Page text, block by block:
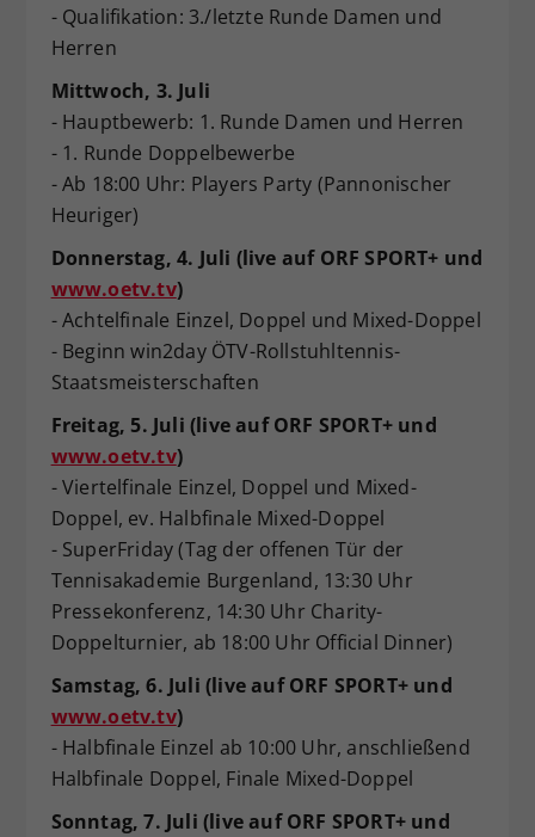
- Qualifikation: 3./letzte Runde Damen und
Herren
Mittwoch, 3. Juli
- Hauptbewerb: 1. Runde Damen und Herren
- 1. Runde Doppelbewerbe
- Ab 18:00 Uhr: Players Party (Pannonischer
Heuriger)
Donnerstag, 4. Juli (live auf ORF SPORT+ und
www.oetv.tv)
- Achtelfinale Einzel, Doppel und Mixed-Doppel
- Beginn win2day ÖTV-Rollstuhltennis-
Staatsmeisterschaften
Freitag, 5. Juli (live auf ORF SPORT+ und
www.oetv.tv)
- Viertelfinale Einzel, Doppel und Mixed-
Doppel, ev. Halbfinale Mixed-Doppel
- SuperFriday (Tag der offenen Tür der
Tennisakademie Burgenland, 13:30 Uhr
Pressekonferenz, 14:30 Uhr Charity-
Doppelturnier, ab 18:00 Uhr Official Dinner)
Samstag, 6. Juli (live auf ORF SPORT+ und
www.oetv.tv)
- Halbfinale Einzel ab 10:00 Uhr, anschließend
Halbfinale Doppel, Finale Mixed-Doppel
Sonntag, 7. Juli (live auf ORF SPORT+ und